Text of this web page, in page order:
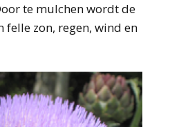
te mulchen wordt de
felle zon, regen, wind en